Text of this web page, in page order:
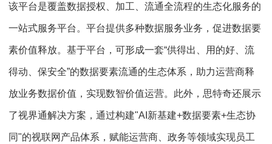
该平台是覆盖数据授权、加工、流通全流程的生态化服务的
一站式服务平台。平台提供多种数据服务业务，促进数据要
素价值释放。基于平台，可形成一套“供得出、用的好、流
得动、保安全”的数据要素流通的生态体系，助力运营商释
放业务数据价值，实现数智价值运营。此外，思特奇还展示
了视界通解决方案，通过构建"AI新基建+数据要素+生态协
同"的视联网产品体系，赋能运营商、政务等领域实现员工